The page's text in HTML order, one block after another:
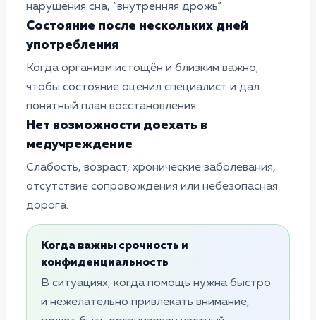
нарушения сна, “внутренняя дрожь”.
Состояние после нескольких дней
употребления
Когда организм истощён и близким важно,
чтобы состояние оценил специалист и дал
понятный план восстановления.
Нет возможности доехать в
медучреждение
Слабость, возраст, хронические заболевания,
отсутствие сопровождения или небезопасная
дорога.
Когда важны срочность и
конфиденциальность
В ситуациях, когда помощь нужна быстро
и нежелательно привлекать внимание,